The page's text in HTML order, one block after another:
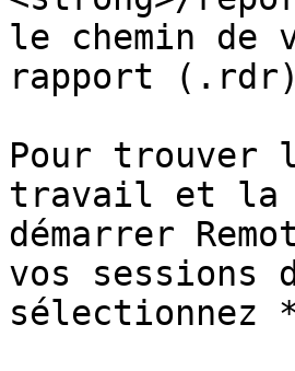
le chemin de
rapport
Pour trouver
travail et la
démarrer
vos sessions